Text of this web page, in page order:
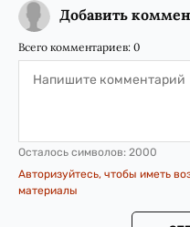
Добавить
Всего комментариев: 0
Осталось символов: 2000
Авторизуйтесь, чтобы иметь
материалы